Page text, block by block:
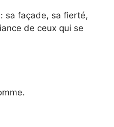
sa façade, sa fierté,
de ceux qui se